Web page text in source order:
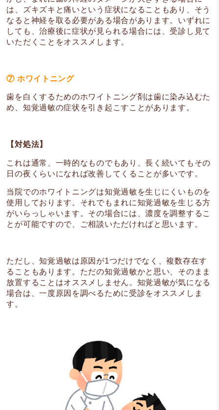
は、ズキズキと痛いという症状になることもあり、そう
なると神経を取る必要がある場合があります。いずれに
しても、治療後に症状が見られる場合には、受診し見て
いただくことをオススメします。
⑦ ホワイトニング
歯を白くするためのホワイトニング剤は歯に染み込むた
め、知覚過敏の症状を引き起こすことがあります。
【対処法】
これは通常、一時的なものでもあり、長く続いてもその
日の夜くらいになれば改善してくることが多いです。
当院でのホワイトニングは知覚過敏を生じにくいものを
使用しております。それでもまれに知覚過敏を生じる方
がいらっしゃいます。その場合には、濃度を調整するこ
とが可能ですので、ご相談いただければと思います。
ただし、知覚過敏は原因が1つだけでなく、複数存在す
ることもあります。ただの知覚過敏かと思い、そのまま
放置することはオススメしません。知覚過敏が気になる
場合は、一度原因を調べるために受診をオススメしま
す。